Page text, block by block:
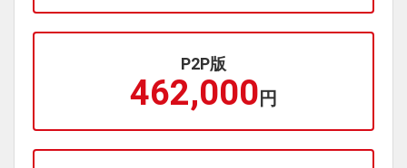
P2P版
462,000 円